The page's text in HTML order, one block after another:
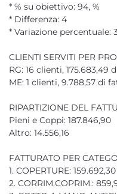
* % su obiettivo: 94, %
* Differenza: 4
* Variazione percentuale:
CLIENTI SERVITI PER
RG: 16 clienti, 175.683,49
ME: 1 clienti, 9.788,57 di
RIPARTIZIONE DEL
Pieni e Coppi: 187.846,90
Altro: 14.556,16
FATTURATO PER
1. COPERTURE: 159.692,30
2. CORRIM.COPRIM.: